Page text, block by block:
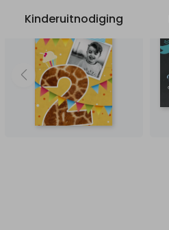
Kinderuitnodiging